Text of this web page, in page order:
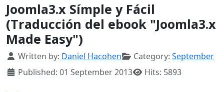
Joomla3.x Símple y Fácil
(Traducción del ebook "Joomla3.x
Made Easy")
Details
Written by: Daniel Hacohen Category: September
Published: 01 September 2013
Hits: 5893